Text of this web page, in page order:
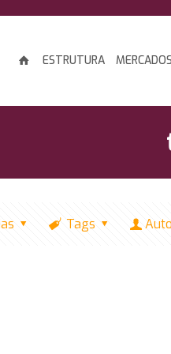
ESTRUTURA MERCADOS
Tags